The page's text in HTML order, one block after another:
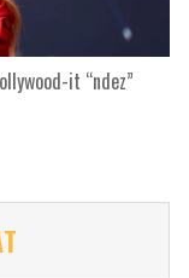
it “ndez”